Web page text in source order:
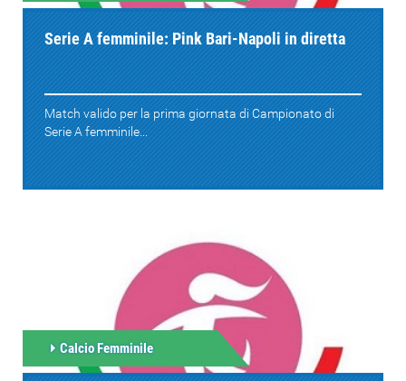
Serie A femminile: Pink Bari-Napoli in diretta
Match valido per la prima giornata di Campionato di
Serie A femminile...
Calcio Femminile